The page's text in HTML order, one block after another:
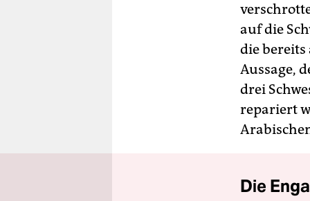
auf die
die bereits
Aussage,
drei
repariert
Die